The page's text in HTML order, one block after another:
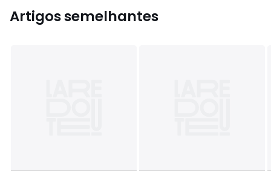
Artigos semelhantes